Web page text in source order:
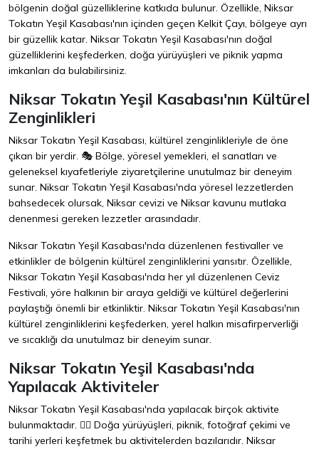
bölgenin doğal güzelliklerine katkıda bulunur. Özellikle, Niksar
Tokatın Yeşil Kasabası'nın içinden geçen Kelkit Çayı, bölgeye ayrı
bir güzellik katar. Niksar Tokatın Yeşil Kasabası'nın doğal
güzelliklerini keşfederken, doğa yürüyüşleri ve piknik yapma
imkanları da bulabilirsiniz.
Niksar Tokatın Yeşil Kasabası'nın Kültürel
Zenginlikleri
Niksar Tokatın Yeşil Kasabası, kültürel zenginlikleriyle de öne
çıkan bir yerdir. 🎭 Bölge, yöresel yemekleri, el sanatları ve
geleneksel kıyafetleriyle ziyaretçilerine unutulmaz bir deneyim
sunar. Niksar Tokatın Yeşil Kasabası'nda yöresel lezzetlerden
bahsedecek olursak, Niksar cevizi ve Niksar kavunu mutlaka
denenmesi gereken lezzetler arasındadır.
Niksar Tokatın Yeşil Kasabası'nda düzenlenen festivaller ve
etkinlikler de bölgenin kültürel zenginliklerini yansıtır. Özellikle,
Niksar Tokatın Yeşil Kasabası'nda her yıl düzenlenen Ceviz
Festivali, yöre halkının bir araya geldiği ve kültürel değerlerini
paylaştığı önemli bir etkinliktir. Niksar Tokatın Yeşil Kasabası'nın
kültürel zenginliklerini keşfederken, yerel halkın misafirperverliği
ve sıcaklığı da unutulmaz bir deneyim sunar.
Niksar Tokatın Yeşil Kasabası'nda
Yapılacak Aktiviteler
Niksar Tokatın Yeşil Kasabası'nda yapılacak birçok aktivite
bulunmaktadır. 🚶‍♂️ Doğa yürüyüşleri, piknik, fotoğraf çekimi ve
tarihi yerleri keşfetmek bu aktivitelerden bazılarıdır. Niksar